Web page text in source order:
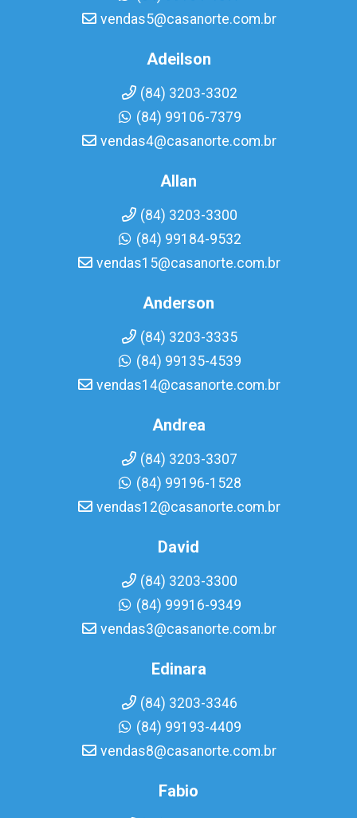
vendas5@casanorte.com.br
Adeilson
(84) 3203-3302
(84) 99106-7379
vendas4@casanorte.com.br
Allan
(84) 3203-3300
(84) 99184-9532
vendas15@casanorte.com.br
Anderson
(84) 3203-3335
(84) 99135-4539
vendas14@casanorte.com.br
Andrea
(84) 3203-3307
(84) 99196-1528
vendas12@casanorte.com.br
David
(84) 3203-3300
(84) 99916-9349
vendas3@casanorte.com.br
Edinara
(84) 3203-3346
(84) 99193-4409
vendas8@casanorte.com.br
Fabio